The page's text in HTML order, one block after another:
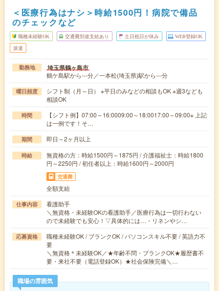
＜医療行為はナシ＞時給1500円！病院で備品
のチェックなど
職種未経験OK 交通費別途支給あり 土日祝日が休み WEB登録OK
派遣
勤務地 埼玉県鶴ヶ島市
鶴ケ島駅から---分／一本松(埼玉県)駅から---分
曜日頻度
シフト制（月～日） ※平日のみなどの相談もOK ※週3なども
相談OK
時間
【シフト例】07:00～16:0009:00～18:0017:00～09:00※ 上記
は一例です！そ…
期間 即日～2ヶ月以上
時給
無資格の方：時給1500円～1875円 / 介護福祉士：時給1800
円～2250円 / 初任者以上：時給1600円～2000円
交通費
全額支給
仕事内容
看護助手
＼無資格・未経験OKの看護助手／医療行為は一切行わない
ので未経験でも安心！▽具体的には…・リネンやシ…
応募資格
職種未経験OK / ブランクOK / パソコンスキル不要 / 英語力不
要
＼無資格＊未経験OK／★年齢不問・ブランクOK★履歴書不
要・来社不要（電話登録OK）★社会保険完備＼…
職場の雰囲気